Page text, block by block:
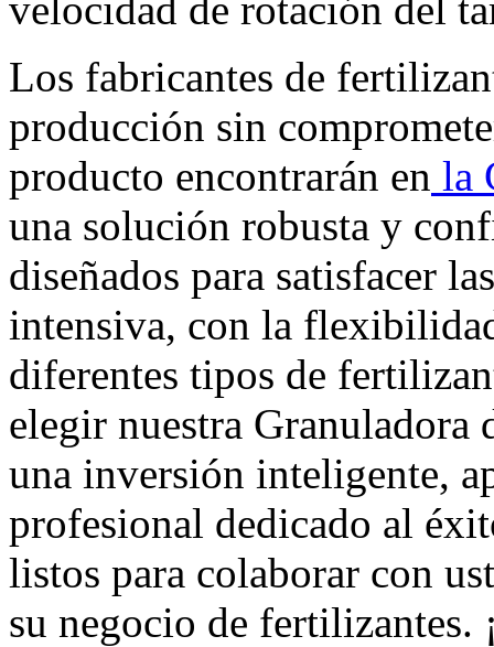
Los fabricantes de
producción sin
producto encontrarán en la
una solución robusta y
diseñados para satisfacer
intensiva, con la
diferentes tipos de
elegir nuestra Granuladora
una inversión inteligente,
profesional dedicado al
listos para colaborar con
su negocio de fertilizantes.